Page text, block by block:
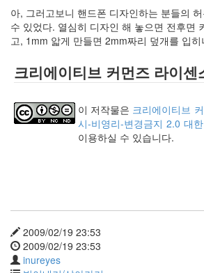
아, 그러고보니 핸드폰 디자인하는 분들의
수 있었다. 열심히 디자인 해 놓으면 전후면
고, 1mm 앏게 만들면 2mm짜리 덮개를 입
크리에이티브 커먼즈 라이센
이 저작물은 크리에이티브
시-비영리-변경금지 2.0 대
이용하실 수 있습니다.
2009/02/19 23:53
2009/02/19 23:53
inureyes
그
정
비
치
레
도
우
인
페
이...
playground